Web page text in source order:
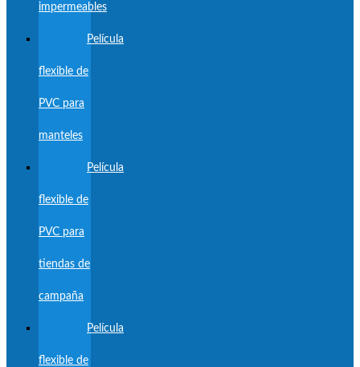
impermeables
Película
flexible de
PVC para
manteles
Película
flexible de
PVC para
tiendas de
campaña
Película
flexible de